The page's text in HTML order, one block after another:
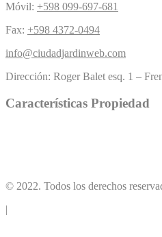
Móvil: +598 099-697-681
Fax: +598 4372-0494
info@ciudadjardinweb.com
Dirección: Roger Balet esq. 1 –
Características Propiedad
© 2022. Todos los derechos
|